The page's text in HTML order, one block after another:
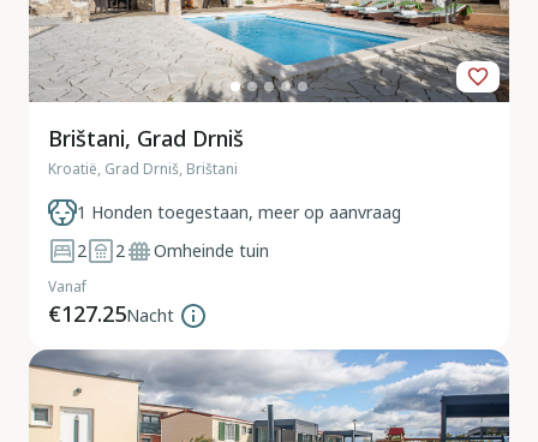
Brištani, Grad Drniš
Kroatië, Grad Drniš, Brištani
1 Honden toegestaan, meer op aanvraag
2
2 Omheinde tuin
Vanaf
€127.25Nacht